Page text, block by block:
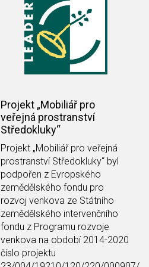
Projekt „Mobiliář pro
veřejná prostranství
Středokluky“
Projekt „Mobiliář pro veřejná
prostranství Středokluky“ byl
podpořen z Evropského
zemědělského fondu pro
rozvoj venkova ze Státního
zemědělského intervenčního
fondu z Programu rozvoje
venkova na období 2014-2020
číslo projektu